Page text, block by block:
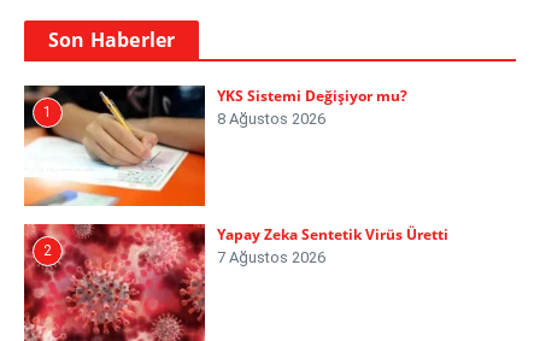
Son Haberler
1
YKS Sistemi Değişiyor mu?
8 Ağustos 2026
2
Yapay Zeka Sentetik Virüs Üretti
7 Ağustos 2026